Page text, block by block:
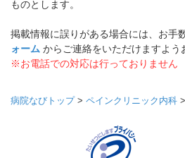
ものとします。
掲載情報に誤りがある場合には、お手
ォーム からご連絡をいただけますよう
※お電話での対応は行っておりません
病院なびトップ> ペインクリニック内科 >